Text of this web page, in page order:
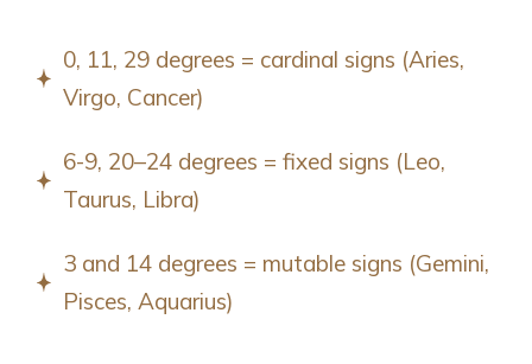
0, 11, 29 degrees = cardinal signs (Aries,
Virgo, Cancer)
6-9, 20–24 degrees = fixed signs (Leo,
Taurus, Libra)
3 and 14 degrees = mutable signs (Gemini,
Pisces, Aquarius)